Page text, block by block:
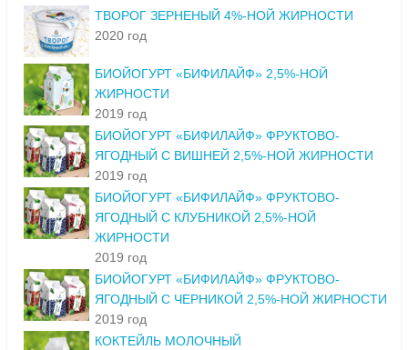
ТВОРОГ ЗЕРНЕНЫЙ 4%-НОЙ ЖИРНОСТИ
2020 год
БИОЙОГУРТ «БИФИЛАЙФ» 2,5%-НОЙ
ЖИРНОСТИ
2019 год
БИОЙОГУРТ «БИФИЛАЙФ» ФРУКТОВО-
ЯГОДНЫЙ С ВИШНЕЙ 2,5%-НОЙ ЖИРНОСТИ
2019 год
БИОЙОГУРТ «БИФИЛАЙФ» ФРУКТОВО-
ЯГОДНЫЙ С КЛУБНИКОЙ 2,5%-НОЙ
ЖИРНОСТИ
2019 год
БИОЙОГУРТ «БИФИЛАЙФ» ФРУКТОВО-
ЯГОДНЫЙ С ЧЕРНИКОЙ 2,5%-НОЙ ЖИРНОСТИ
2019 год
КОКТЕЙЛЬ МОЛОЧНЫЙ